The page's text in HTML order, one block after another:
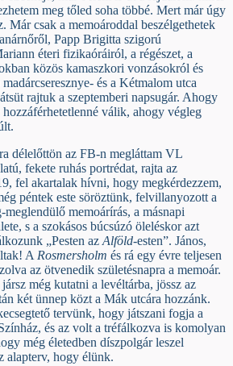
meg tőled soha többé. Mert már úgy
Már csak a memoároddal beszélgethetek
Papp Brigitta szigorú
éteri fizikaóráiról, a régészet, a
közös kamaszkori vonzásokról és
és a Kétmalom utca
rajtuk a szeptemberi napsugár. Ahogy
válik, ahogy végleg
délelőttön az FB-n megláttam VL
fekete ruhás portrédat, rajta az
fel akartalak hívni, hogy megkérdezzem,
péntek este söröztünk, felvillanyozott a
memoárírás, a másnapi
s a szokásos búcsúzó öleléskor azt
„Pesten az Alföld-esten”. János,
A Rosmersholm és rá egy évre teljesen
az ötvenedik születésnapra a memoár.
még kutatni a levéltárba, jössz az
két ünnep közt a Mák utcára hozzánk.
tervünk, hogy játszani fogja a
és az volt a tréfálkozva is komolyan
még életedben díszpolgár leszel
alapterv, hogy élünk.